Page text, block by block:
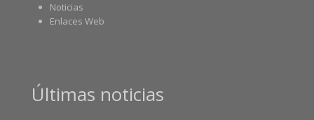
Noticias
Enlaces Web
Últimas noticias